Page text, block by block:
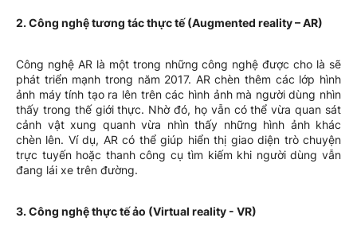
2. Công nghệ tương tác thực tế (Augmented reality – AR)
Công nghệ AR là một trong những công nghệ được cho là sẽ
phát triển mạnh trong năm 2017. AR chèn thêm các lớp hình
ảnh máy tính tạo ra lên trên các hình ảnh mà người dùng nhìn
thấy trong thế giới thực. Nhờ đó, họ vẫn có thể vừa quan sát
cảnh vật xung quanh vừa nhìn thấy những hình ảnh khác
chèn lên. Ví dụ, AR có thể giúp hiển thị giao diện trò chuyện
trực tuyến hoặc thanh công cụ tìm kiếm khi người dùng vẫn
đang lái xe trên đường.
3. Công nghệ thực tế ảo (Virtual reality - VR)